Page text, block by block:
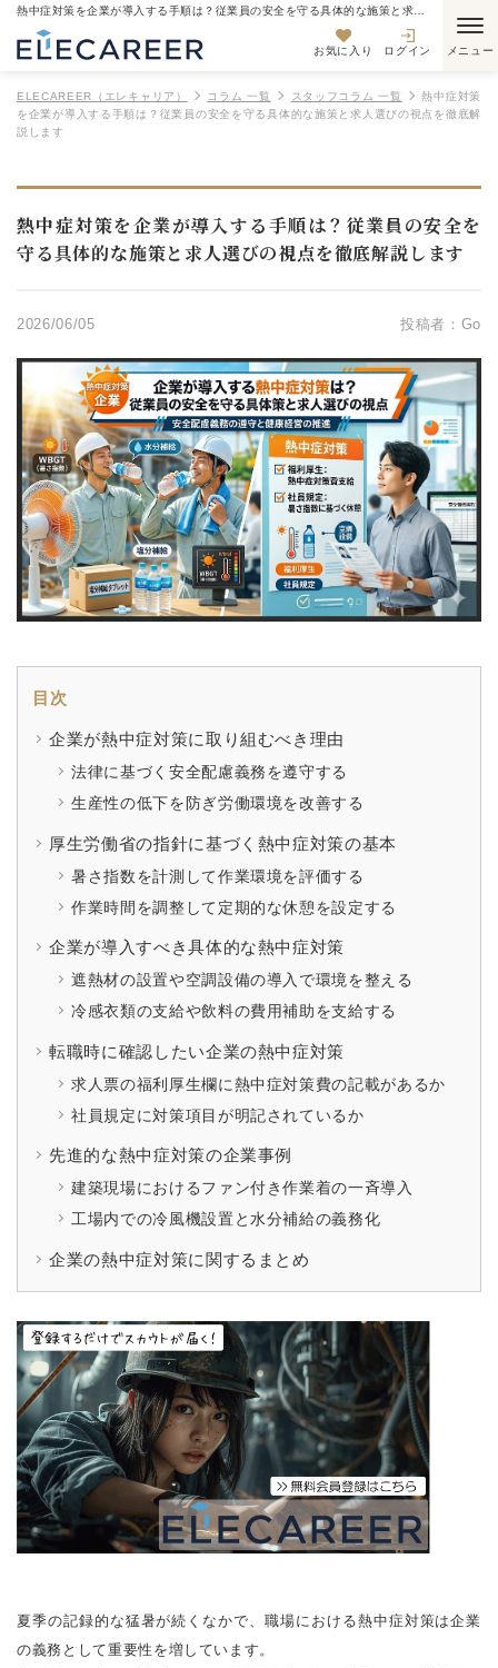
お気に入り ログイン
ELECAREER（エレキャリア） コラム 一覧 スタッフコラム 一覧
熱中症対策
を企業が導入する手順は？従業員の安全を守る具体的な施策と求人選びの視点を徹底解
説します
熱中症対策を企業が導入する手順は？従業員の安全を
守る具体的な施策と求人選びの視点を徹底解説します
2026/06/05 投稿者：Go
目次
企業が熱中症対策に取り組むべき理由
法律に基づく安全配慮義務を遵守する
生産性の低下を防ぎ労働環境を改善する
厚生労働省の指針に基づく熱中症対策の基本
暑さ指数を計測して作業環境を評価する
作業時間を調整して定期的な休憩を設定する
企業が導入すべき具体的な熱中症対策
遮熱材の設置や空調設備の導入で環境を整える
冷感衣類の支給や飲料の費用補助を支給する
転職時に確認したい企業の熱中症対策
求人票の福利厚生欄に熱中症対策費の記載があるか
社員規定に対策項目が明記されているか
先進的な熱中症対策の企業事例
建築現場におけるファン付き作業着の一斉導入
工場内での冷風機設置と水分補給の義務化
企業の熱中症対策に関するまとめ
夏季の記録的な猛暑が続くなかで、職場における熱中症対策は企業
の義務として重要性を増しています。